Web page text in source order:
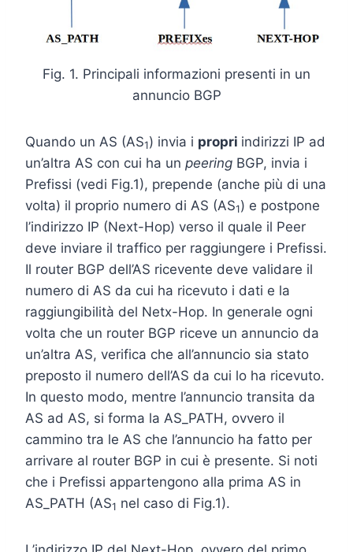
Fig. 1. Principali informazioni presenti in un
annuncio BGP
Quando un AS (AS1) invia i propri indirizzi IP ad
un’altra AS con cui ha un peering BGP, invia i
Prefissi (vedi Fig.1), prepende (anche più di una
volta) il proprio numero di AS (AS1) e postpone
l’indirizzo IP (Next-Hop) verso il quale il Peer
deve inviare il traffico per raggiungere i Prefissi.
Il router BGP dell’AS ricevente deve validare il
numero di AS da cui ha ricevuto i dati e la
raggiungibilità del Netx-Hop. In generale ogni
volta che un router BGP riceve un annuncio da
un’altra AS, verifica che all’annuncio sia stato
preposto il numero dell’AS da cui lo ha ricevuto.
In questo modo, mentre l’annuncio transita da
AS ad AS, si forma la AS_PATH, ovvero il
cammino tra le AS che l’annuncio ha fatto per
arrivare al router BGP in cui è presente. Si noti
che i Prefissi appartengono alla prima AS in
AS_PATH (AS1 nel caso di Fig.1).